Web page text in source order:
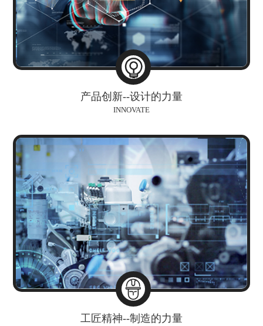
产品创新--设计的力量
INNOVATE
工匠精神--制造的力量